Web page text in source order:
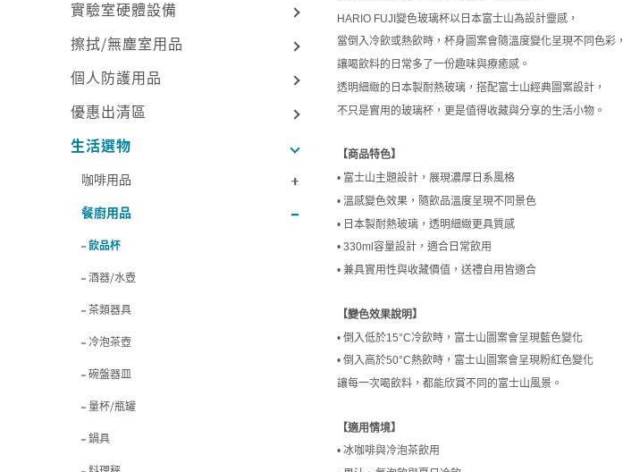
實驗室硬體設備
擦拭/無塵室用品
個人防護用品
優惠出清區
生活選物
咖啡用品
餐廚用品
飲品杯
酒器/水壺
茶類器具
冷泡茶壺
碗盤器皿
量杯/瓶罐
鍋具
HARIO FUJI變色玻璃杯以日本富士山為設計靈感，
當倒入冷飲或熱飲時，杯身圖案會隨溫度變化呈現不同色彩，
讓喝飲料的日常多了一份趣味與療癒感。
透明細緻的日本製耐熱玻璃，搭配富士山經典圖案設計，
不只是實用的玻璃杯，更是值得收藏與分享的生活小物。
【商品特色】
• 富士山主題設計，展現濃厚日系風格
• 溫感變色效果，隨飲品溫度呈現不同景色
• 日本製耐熱玻璃，透明細緻更具質感
• 330ml容量設計，適合日常飲用
• 兼具實用性與收藏價值，送禮自用皆適合
【變色效果說明】
• 倒入低於15°C冷飲時，富士山圖案會呈現藍色變化
• 倒入高於50°C熱飲時，富士山圖案會呈現粉紅色變化
讓每一次喝飲料，都能欣賞不同的富士山風景。
【適用情境】
• 冰咖啡與冷泡茶飲用